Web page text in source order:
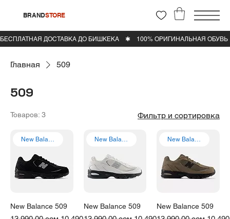
BRANDSTORE
Главная 509
509
Товаров: 3 Фильтр и сортировка
New Balance
New Balance 509
New Balance
New Balance 509
New Balance
New Balance 509